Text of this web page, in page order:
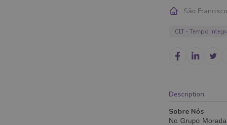
São
CLT - Tempo
Description
Sobre Nós
No Grupo Morada,